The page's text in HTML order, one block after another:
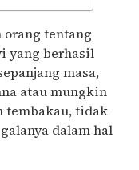
tentang
yang berhasil
masa,
atau mungkin
tembakau, tidak
dalam hal